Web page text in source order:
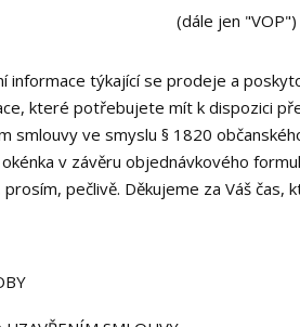
(dále jen "VOP")
informace týkající se prodeje a
které potřebujete mít k dispozici
ve smyslu § 1820
v závěru objednávkového
pečlivě. Děkujeme za Váš čas,